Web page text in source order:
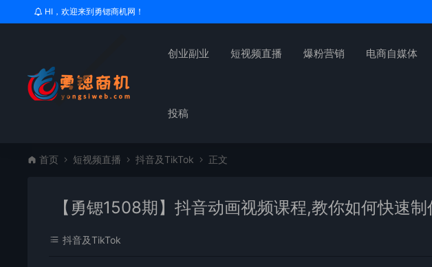
HI，欢迎来到勇锶商机网！
创业副业 短视频直播 爆粉营销 电商自媒体
投稿
首页 短视频直播 抖音及TikTok 正文
【勇锶1508期】抖音动画视频课程,教你如何快速
抖音及TikTok